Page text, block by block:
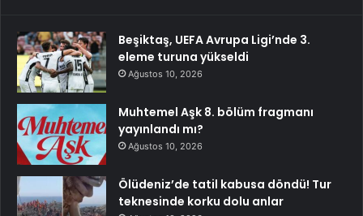
Beşiktaş, UEFA Avrupa Ligi’nde 3.
eleme turuna yükseldi
Ağustos 10, 2026
Muhtemel Aşk 8. bölüm fragmanı
yayınlandı mı?
Ağustos 10, 2026
Ölüdeniz’de tatil kabusa döndü! Tur
teknesinde korku dolu anlar